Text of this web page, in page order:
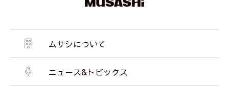
ムサシについて
ニュース&トピックス